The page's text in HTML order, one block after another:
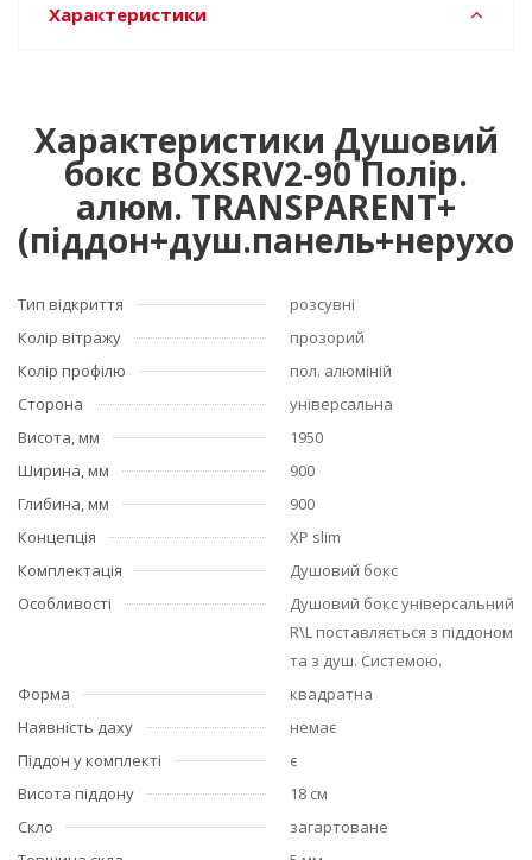
Характеристики
Характеристики Душовий
бокс BOXSRV2-90 Полір.
алюм. TRANSPARENT+
Тип відкриття
розсувні
Колір вітражу
прозорий
Колір профілю
пол. алюміній
Сторона
універсальна
Висота, мм
1950
Ширина, мм
900
Глибина, мм
900
Концепція
XP slim
Комплектація
Душовий бокс
Особливості
Душовий бокс універсальний
R\L поставляється з піддоном
та з душ. Системою.
Форма
квадратна
Наявність даху
немає
Піддон у комплекті
є
Висота піддону
18 см
Скло
загартоване